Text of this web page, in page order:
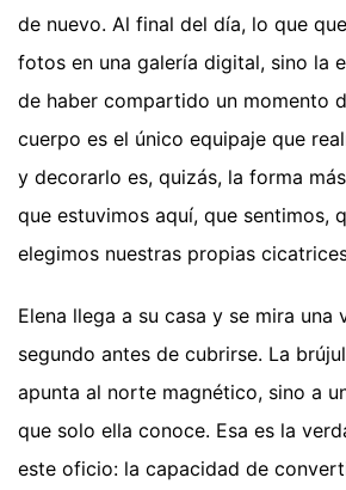
de nuevo. Al final del día, lo que
fotos en una galería digital, sino la
de haber compartido un momento
cuerpo es el único equipaje que
y decorarlo es, quizás, la forma
que estuvimos aquí, que sentimos,
elegimos nuestras propias
Elena llega a su casa y se mira una
segundo antes de cubrirse. La
apunta al norte magnético, sino a
que solo ella conoce. Esa es la
este oficio: la capacidad de